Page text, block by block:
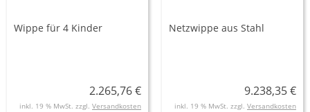
Wippe für 4 Kinder
2.265,76 €
inkl. 19 % MwSt. zzgl. Versandkosten
Netzwippe aus Stahl
9.238,35 €
inkl. 19 % MwSt. zzgl. Versandkosten